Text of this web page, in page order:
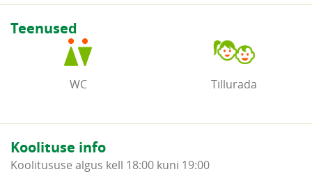
Teenused
WC Tillurada
Koolituse info
Koolitususe algus kell 18:00 kuni 19:00